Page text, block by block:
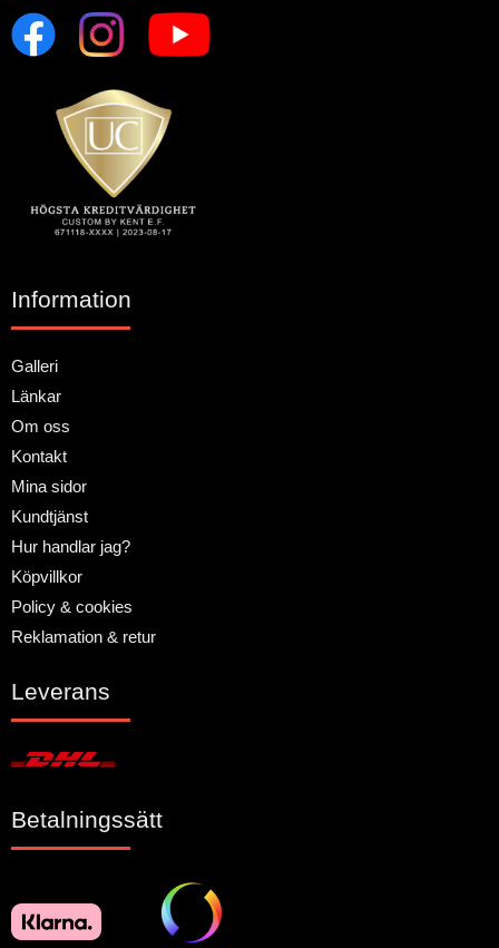
Information
Galleri
Länkar
Om oss
Kontakt
Mina sidor
Kundtjänst
Hur handlar jag?
Köpvillkor
Policy & cookies
Reklamation & retur
Leverans
Betalningssätt